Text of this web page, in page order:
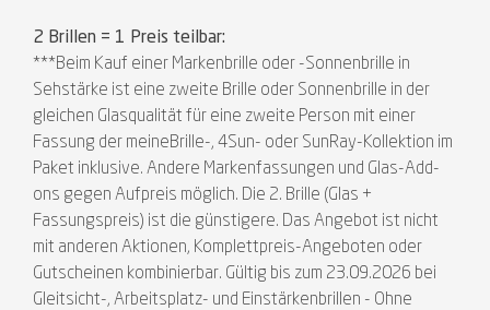
2 Brillen = 1 Preis teilbar:
***Beim Kauf einer Markenbrille oder -Sonnenbrille in
Sehstärke ist eine zweite Brille oder Sonnenbrille in der
gleichen Glasqualität für eine zweite Person mit einer
Fassung der meineBrille-, 4Sun- oder SunRay-Kollektion im
Paket inklusive. Andere Markenfassungen und Glas-Add-
ons gegen Aufpreis möglich. Die 2. Brille (Glas +
Fassungspreis) ist die günstigere. Das Angebot ist nicht
mit anderen Aktionen, Komplettpreis-Angeboten oder
Gutscheinen kombinierbar. Gültig bis zum 23.09.2026 bei
Gleitsicht-, Arbeitsplatz- und Einstärkenbrillen - Ohne